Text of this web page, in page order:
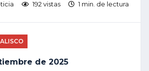
192 vistas 1 min. de lectura
de 2025